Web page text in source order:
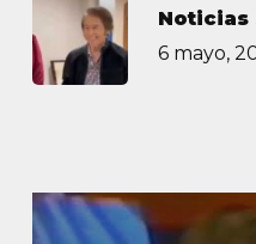
Noticias
6 mayo,